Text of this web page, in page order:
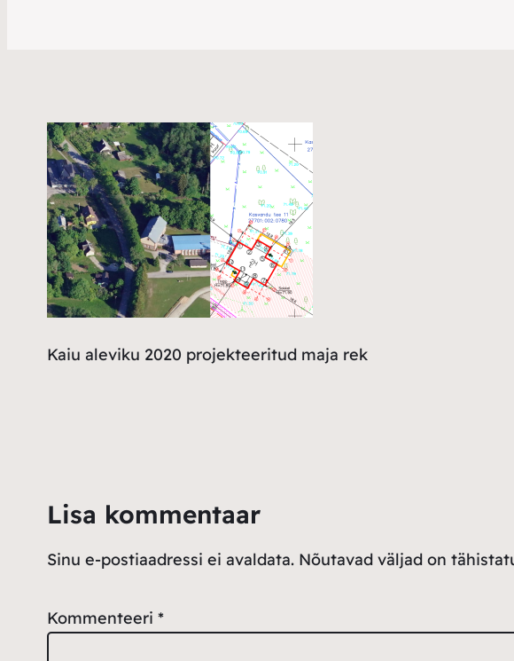
Kaiu aleviku 2020 projekteeritud maja rek
Lisa kommentaar
Sinu e-postiaadressi ei avaldata. Nõutavad väljad on
Kommenteeri *